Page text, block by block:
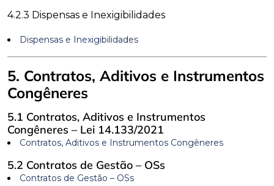
4.2.3 Dispensas e Inexigibilidades
Dispensas e Inexigibilidades
5. Contratos, Aditivos e Instrumentos
Congêneres
5.1 Contratos, Aditivos e Instrumentos
Congêneres – Lei 14.133/2021
Contratos, Aditivos e Instrumentos Congêneres
5.2 Contratos de Gestão – OSs
Contratos de Gestão – OSs